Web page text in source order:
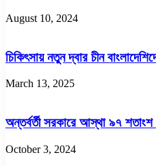
August 10, 2024
চিকিৎসায় নতুন দ্বার চীন
March 13, 2025
অন্তর্বর্তী সরকারে আস্থা ৯৭ শতাংশ
October 3, 2024